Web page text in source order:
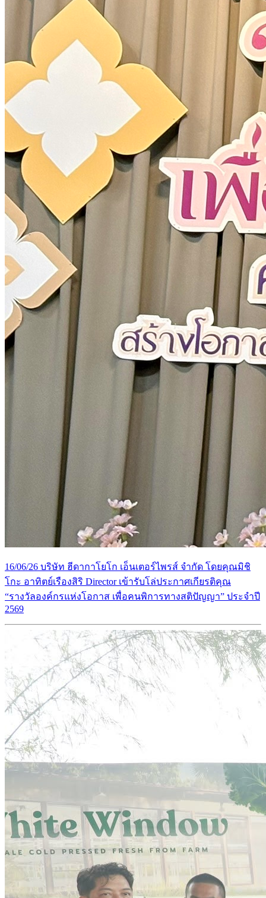
16/06/26 บริษัท ฮีดากาโยโก เอ็นเตอร์ไพรส์ จำกัด โดยคุณมิชิ
โกะ อาทิตย์เรืองสิริ Director เข้ารับโล่ประกาศเกียรติคุณ
“รางวัลองค์กรแห่งโอกาส เพื่อคนพิการทางสติปัญญา” ประจำปี
2569